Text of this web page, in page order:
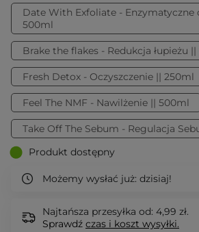
Date With Exfoliate - Enzymatyczne
500ml
Brake the flakes - Redukcja łupieżu
Fresh Detox - Oczyszczenie || 250ml
Feel The NMF - Nawilżenie || 500ml
Take Off The Sebum - Regulacja
Produkt dostępny
Możemy wysłać już: dzisiaj!
Najtańsza przesyłka od: 4,99 zł.
Sprawdź czas i koszt wysyłki.